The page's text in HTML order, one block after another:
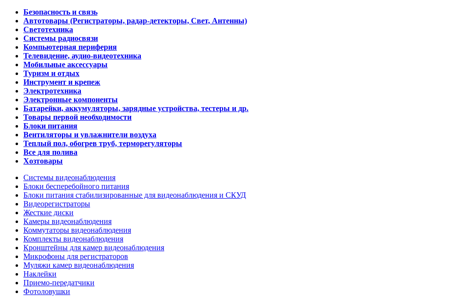
Безопасность и связь
Автотовары (Регистраторы, радар-детекторы, Свет, Антенны)
Светотехника
Системы радиосвязи
Компьютерная периферия
Телевидение, аудио-видеотехника
Мобильные аксессуары
Туризм и отдых
Инструмент и крепеж
Электротехника
Электронные компоненты
Батарейки, аккумуляторы, зарядные устройства, тестеры и др.
Товары первой необходимости
Блоки питания
Вентиляторы и увлажнители воздуха
Теплый пол, обогрев труб, терморегуляторы
Все для полива
Хозтовары
Системы видеонаблюдения
Блоки бесперебойного питания
Блоки питания стабилизированные для видеонаблюдения и СКУД
Видеорегистраторы
Жесткие диски
Камеры видеонаблюдения
Коммутаторы видеонаблюдения
Комплекты видеонаблюдения
Кронштейны для камер видеонаблюдения
Микрофоны для регистраторов
Муляжи камер видеонаблюдения
Наклейки
Приемо-передатчики
Фотоловушки